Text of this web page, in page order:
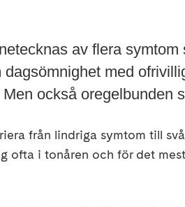
av flera
dagsömnighet med
också oregelbunden
från lindriga symtom till
ofta i tonåren och för det